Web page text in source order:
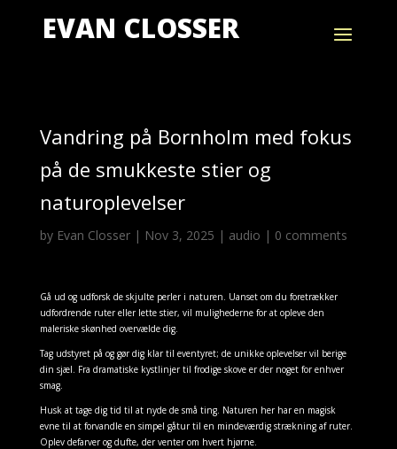
EVAN CLOSSER
Vandring på Bornholm med fokus
på de smukkeste stier og
naturoplevelser
by Evan Closser| Nov 3, 2025 | audio | 0 comments
Gå ud og udforsk de skjulte perler i naturen. Uanset om du foretrækker
udfordrende ruter eller lette stier, vil mulighederne for at opleve den
maleriske skønhed overvælde dig.
Tag udstyret på og gør dig klar til eventyret; de unikke oplevelser vil berige
din sjæl. Fra dramatiske kystlinjer til frodige skove er der noget for enhver
smag.
Husk at tage dig tid til at nyde de små ting. Naturen her har en magisk
evne til at forvandle en simpel gåtur til en mindeværdig strækning af ruter.
Oplev defarver og dufte, der venter om hvert hjørne.